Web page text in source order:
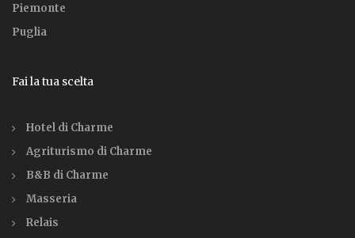
Piemonte
Puglia
Fai la tua scelta
Hotel di Charme
Agriturismo di Charme
B&B di Charme
Masseria
Relais